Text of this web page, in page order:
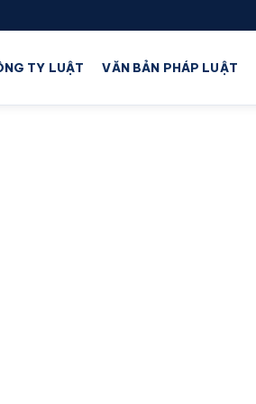
TY LUẬT VĂN BẢN PHÁP LUẬT